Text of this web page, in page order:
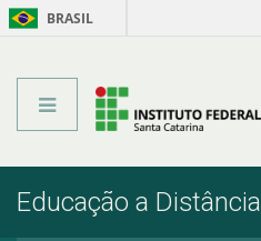
BRASIL
Educação a Distância